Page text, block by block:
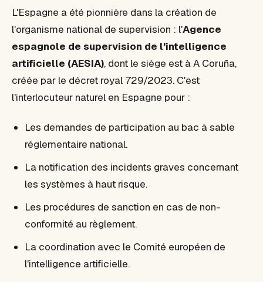
L'Espagne a été pionnière dans la création de
l'organisme national de supervision : l'Agence
espagnole de supervision de l'intelligence
artificielle (AESIA), dont le siège est à A Coruña,
créée par le décret royal 729/2023. C'est
l'interlocuteur naturel en Espagne pour :
Les demandes de participation au bac à sable
réglementaire national.
La notification des incidents graves concernant
les systèmes à haut risque.
Les procédures de sanction en cas de non-
conformité au règlement.
La coordination avec le Comité européen de
l'intelligence artificielle.